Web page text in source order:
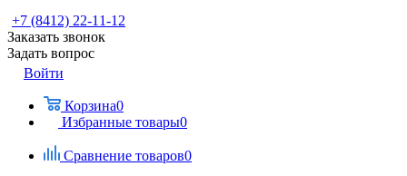
+7 (8412) 22-11-12
Заказать звонок
Задать вопрос
Войти
Корзина0
Избранные товары0
Сравнение товаров0